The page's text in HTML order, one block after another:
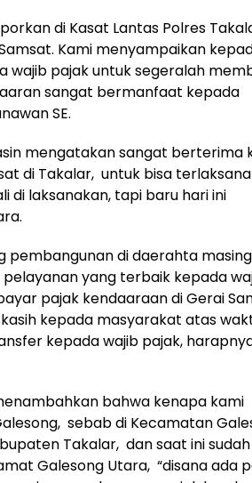
di Kasat Lantas Polres
Kami menyampaikan
wajib pajak untuk segeralah
sangat bermanfaat kepada
SE.
mengatakan sangat berterima
di Takalar, untuk bisa
di laksanakan, tapi baru hari ini
pembangunan di daerahta
yang terbaik kepada
pajak kendaaraan di Gerai
kepada masyarakat atas
kepada wajib pajak,
bahwa kenapa kami
sebab di Kecamatan
Takalar, dan saat ini
Galesong Utara, “disana ada